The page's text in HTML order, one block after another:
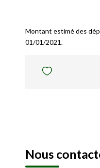
Montant estimé des
01/01/2021.
Nous